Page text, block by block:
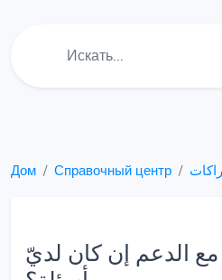
Дом Справочный центр
الدعم إن كان لديّ